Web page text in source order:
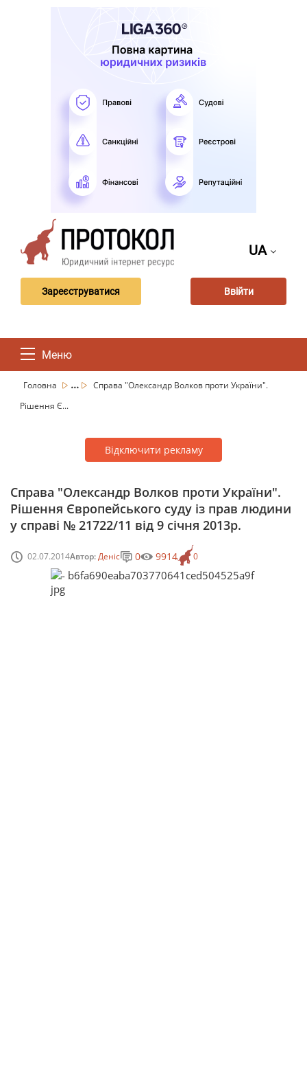
UA
Зареєструватися Ввійти
Меню
Головна ...
Справа "Олександр Волков проти України".
Рішення Є...
Відключити рекламу
Справа "Олександр Волков проти України".
Рішення Європейського суду із прав людини
у справі № 21722/11 від 9 січня 2013р.
02.07.2014Автор:Деніс 0
0 9914